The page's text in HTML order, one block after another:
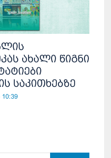
ახალი წიგნი
საკითხებზე